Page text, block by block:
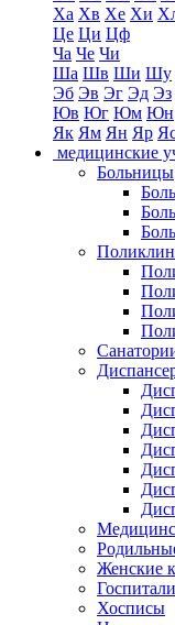
Ха Хв Хе Хи
Це Ци Цф
Ча Че Чи
Ша Шв Ши Шу
Эб Эв Эг Эд Эз
Юв Юг Юм Юн
Як Ям Ян Яр
медицинские
Больницы
Женские
Хосписы